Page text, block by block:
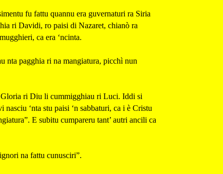
fu fattu quannu era guvernaturi ra Siria
ri Davidi, ro paisi di Nazaret, chianò ra
ca era ‘ncinta.
nta pagghia ri na mangiatura, picchì nun
Gloria ri Diu li cummigghiau ri Luci. Iddi si
‘nta stu paisi ‘n sabbaturi, ca i è Cristu
E subitu cumpareru tant’ autri ancili ca
na fattu cunusciri”.